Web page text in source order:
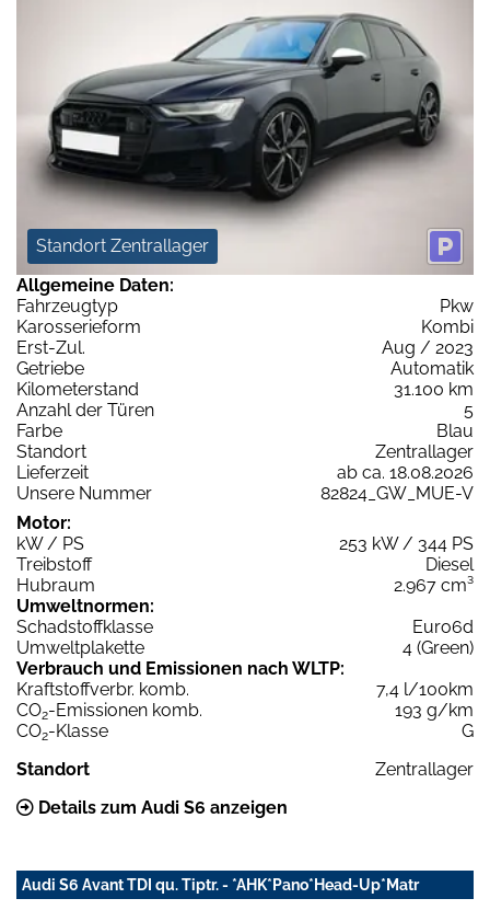
Standort Zentrallager
Allgemeine Daten:
Fahrzeugtyp
Pkw
Karosserieform
Kombi
Erst-Zul.
Aug / 2023
Getriebe
Automatik
Kilometerstand
31.100 km
Anzahl der Türen
5
Farbe
Blau
Standort
Zentrallager
Lieferzeit
ab ca. 18.08.2026
Unsere Nummer
82824_GW_MUE-V
Motor:
kW / PS
253 kW / 344 PS
Treibstoff
Diesel
Hubraum
2.967 cm³
Umweltnormen:
Schadstoffklasse
Euro6d
Umweltplakette
4 (Green)
Verbrauch und Emissionen nach WLTP:
Kraftstoffverbr. komb.
7,4 l/100km
CO2-Emissionen komb.
193 g/km
CO2-Klasse
G
Standort
Zentrallager
Details zum Audi S6 anzeigen
Audi S6 Avant TDI qu. Tiptr. - *AHK*Pano*Head-Up*Matr